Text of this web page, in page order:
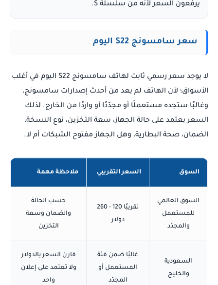
يرفعون السعر لأنه من سلسلة S.
سعر سامسونج S22 اليوم
لا يوجد سعر رسمي ثابت لهاتف سامسونج S22 اليوم في أغلب
الأسواق؛ لأن الهاتف لم يعد من أحدث إصدارات سامسونج،
وغالبًا ستجده مستعملًا أو مجدّدًا أو واردًا من الخارج. لذلك
السعر يعتمد على حالة الجهاز، سعة التخزين، نوع النسخة،
الضمان، صحة البطارية، وهل الجهاز مفتوح الشبكات أم لا.
السوق السعر التقريبي ملاحظة مهمة
السوق العالمي
للمستعمل
والمجدّد
تقريبًا 120 - 260
دولار
حسب الحالة
والضمان وسعة
التخزين
السعودية
والخليج
غالبًا ضمن فئة
المستعمل أو
المجدّد
قارن السعر بالدولار
ولا تعتمد على إعلان
واحد